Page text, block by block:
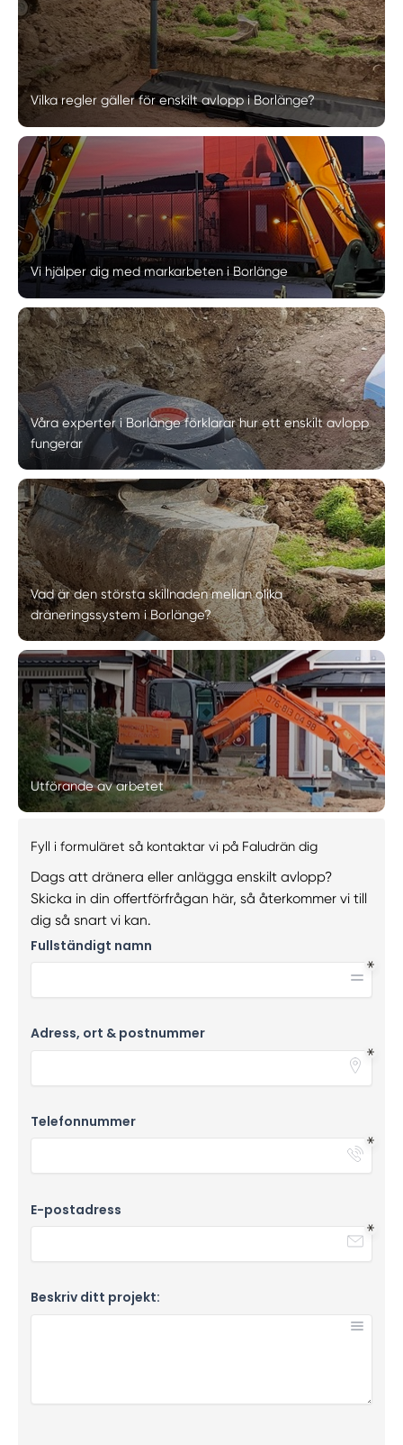
Vilka regler gäller för enskilt avlopp i Borlänge?
Vi hjälper dig med markarbeten i Borlänge
Våra experter i Borlänge förklarar hur ett enskilt avlopp
fungerar
Vad är den största skillnaden mellan olika
dräneringssystem i Borlänge?
Utförande av arbetet
Fyll i formuläret så kontaktar vi på Faludrän dig
Dags att dränera eller anlägga enskilt avlopp?
Skicka in din offertförfrågan här, så återkommer vi till
dig så snart vi kan.
Fullständigt namn
Adress, ort & postnummer
Telefonnummer
E-postadress
Beskriv ditt projekt: